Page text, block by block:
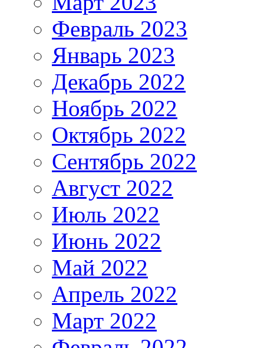
Февраль 2023
Январь 2023
Декабрь 2022
Ноябрь 2022
Октябрь 2022
Сентябрь 2022
Август 2022
Июль 2022
Июнь 2022
Май 2022
Апрель 2022
Март 2022